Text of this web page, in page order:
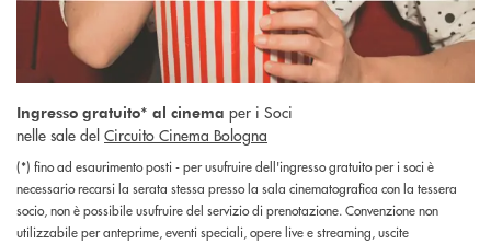
Ingresso gratuito* al cinema per i Soci
nelle sale del Circuito Cinema Bologna
(*) fino ad esaurimento posti - per usufruire dell'ingresso gratuito per i soci è
necessario recarsi la serata stessa presso la sala cinematografica con la tessera
socio, non è possibile usufruire del servizio di prenotazione. Convenzione non
utilizzabile per anteprime, eventi speciali, opere live e streaming, uscite